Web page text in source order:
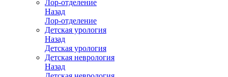
Лор-отделение
Назад
Лор-отделение
Детская урология
Назад
Детская урология
Детская неврология
Назад